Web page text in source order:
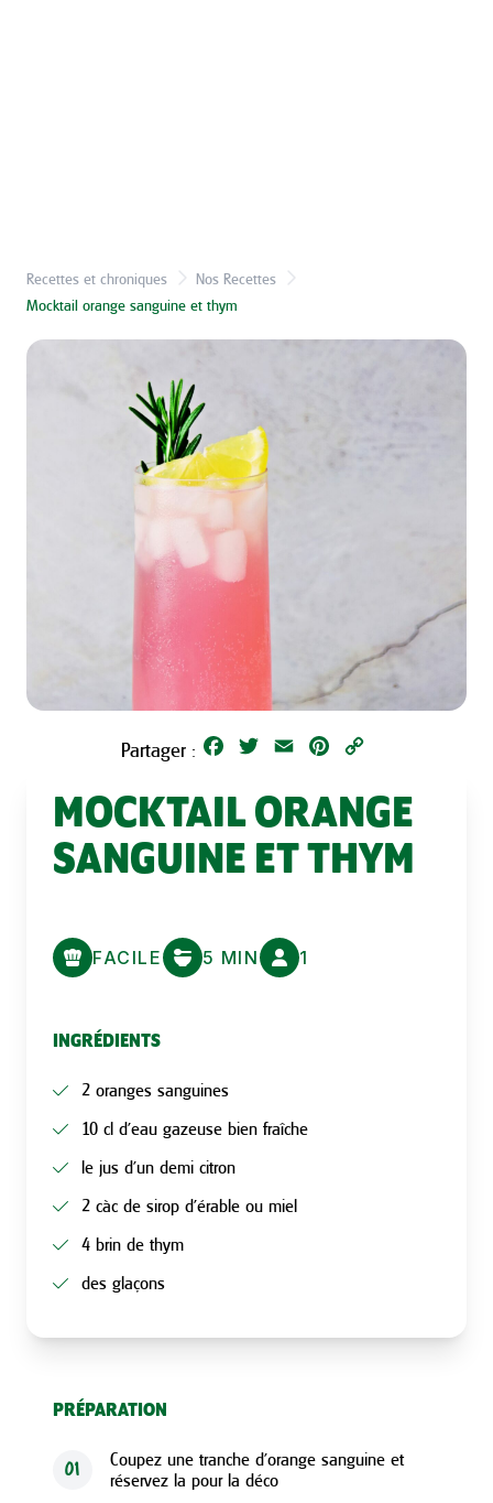
Recettes et chroniques
Nos Recettes
Mocktail orange sanguine et thym
Partager : Facebook
Twitter Email Pinterest
MOCKTAIL ORANGE
SANGUINE ET THYM
FACILE 5 MIN 1
INGRÉDIENTS
2 oranges sanguines
10 cl d’eau gazeuse bien fraîche
le jus d’un demi citron
2 càc de sirop d’érable ou miel
4 brin de thym
des glaçons
PRÉPARATION
01
Coupez une tranche d’orange sanguine et
réservez la pour la déco